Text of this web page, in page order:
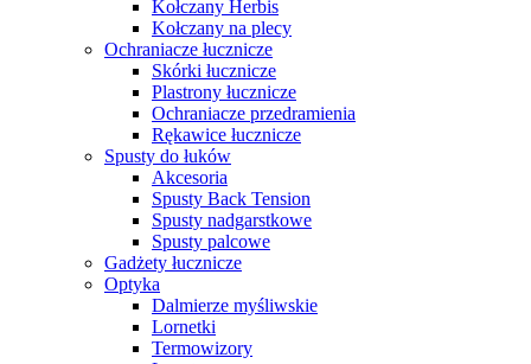
Kołczany Herbis
Kołczany na plecy
Ochraniacze łucznicze
Skórki łucznicze
Plastrony łucznicze
Ochraniacze przedramienia
Rękawice łucznicze
Spusty do łuków
Akcesoria
Spusty Back Tension
Spusty nadgarstkowe
Spusty palcowe
Gadżety łucznicze
Optyka
Dalmierze myśliwskie
Lornetki
Termowizory